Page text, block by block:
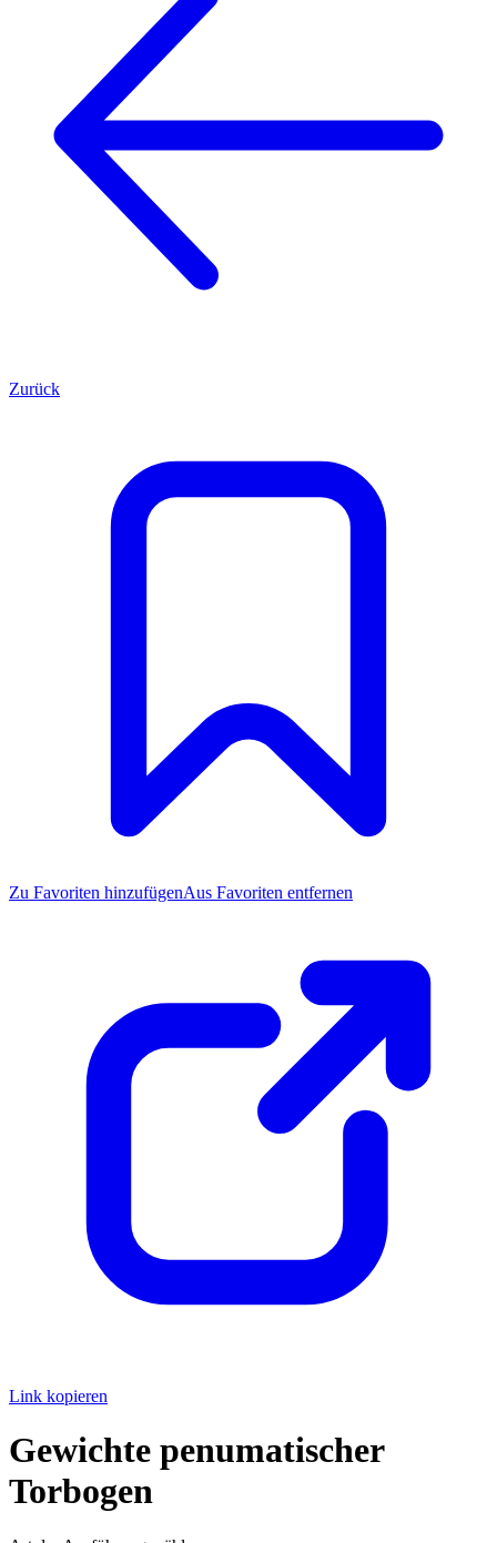
Zurück
Zu Favoriten hinzufügenAus Favoriten entfernen
Link kopieren
Gewichte penumatischer
Torbogen